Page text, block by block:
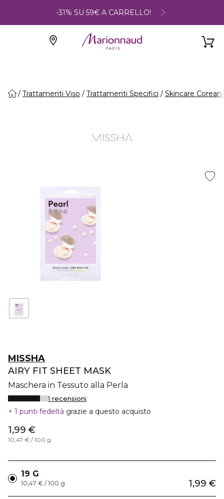
-31% SU 59€ A CARRELLO!
Trattamenti Viso Trattamenti Specifici Skincare
MISSHA
AIRY FIT SHEET MASK
Maschera in Tessuto alla Perla
1 recensioni
1 punti fedeltà grazie a questo acquisto
1,99 €
10,47 € / 100 g
19 G
1,99 €
10,47 € / 100 g